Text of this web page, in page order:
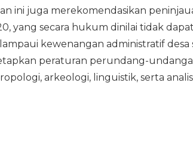
ini juga merekomendasikan
yang secara hukum dinilai tidak
kewenangan administratif
peraturan perundang-
arkeologi, linguistik, serta